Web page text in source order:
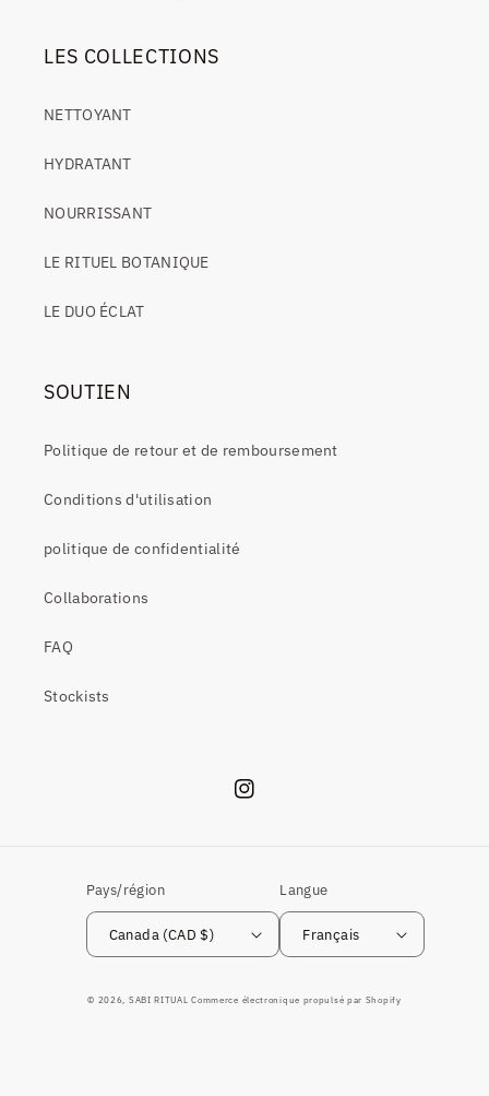
LES COLLECTIONS
NETTOYANT
HYDRATANT
NOURRISSANT
LE RITUEL BOTANIQUE
LE DUO ÉCLAT
SOUTIEN
Politique de retour et de remboursement
Conditions d'utilisation
politique de confidentialité
Collaborations
FAQ
Stockists
Instagram
Pays/région
Canada (CAD $)
Langue
Français
© 2026, SABI RITUAL Commerce électronique propulsé par Shopify